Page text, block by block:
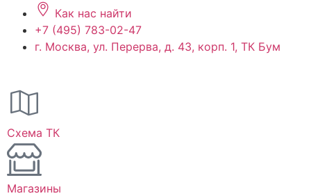
Как нас найти
+7 (495) 783-02-47
г. Москва, ул. Перерва, д. 43, корп. 1, ТК Бум
Схема ТК
Магазины